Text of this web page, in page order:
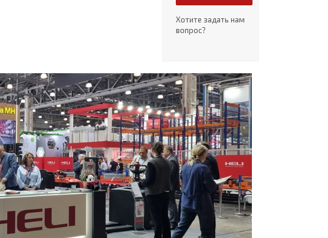
Хотите задать нам
вопрос?